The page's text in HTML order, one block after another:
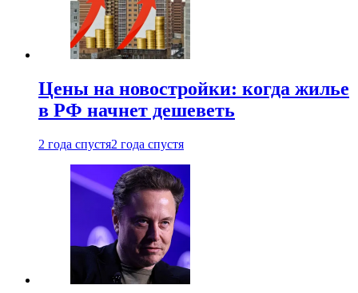
Цены на новостройки: когда жилье
в РФ начнет дешеветь
2 года спустя2 года спустя